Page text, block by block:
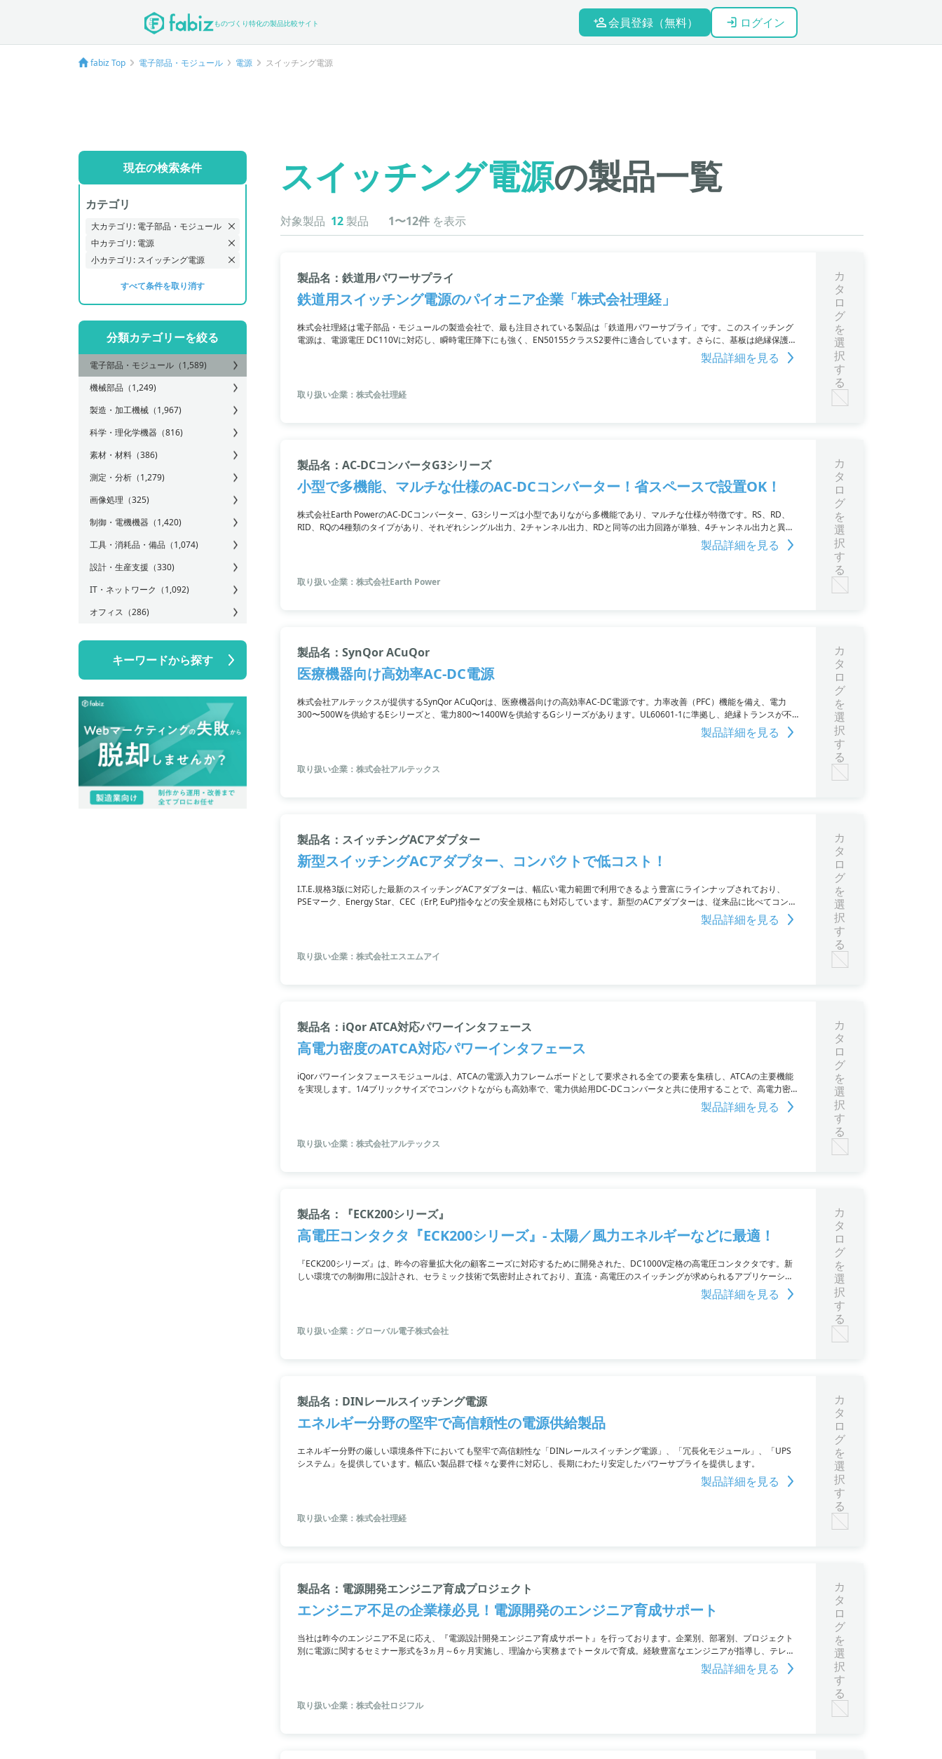
ものづくり特化の製品比較サイト 会員登録（無料） ログイン
fabiz Top 電子部品・モジュール 電源 スイッチング電源
現在の検索条件
カテゴリ
大カテゴリ: 電子部品・モジュール
中カテゴリ: 電源
小カテゴリ: スイッチング電源
すべて条件を取り消す
分類カテゴリーを絞る
電子部品・モジュール （1,589)
機械部品 （1,249)
製造・加工機械 （1,967)
科学・理化学機器 （816)
素材・材料 （386)
測定・分析 （1,279)
画像処理 （325)
制御・電機機器 （1,420)
工具・消耗品・備品 （1,074)
設計・生産支援 （330)
IT・ネットワーク （1,092)
オフィス （286)
キーワードから探す
スイッチング電源の製品一覧
対象製品 12 製品 1〜12件 を表示
製品名：鉄道用パワーサプライ
鉄道用スイッチング電源のパイオニア企業「株式会社理経」
株式会社理経は電子部品・モジュールの製造会社で、最も注目されている製品は「鉄道用パワーサプライ」です。このスイッチング
電源は、電源電圧 DC110Vに対応し、瞬時電圧降下にも強く、EN50155クラスS2要件に適合しています。さらに、基板は絶縁保護コ
ーティングされていて、容量も100Wから400Wまでの各種モデルがラインナップ。お問い合わせはURLを参照してください。
製品詳細を見る
取り扱い企業：株式会社理経
カ
タ
ロ
グ
を
選
択
す
る
製品名：AC-DCコンバータG3シリーズ
小型で多機能、マルチな仕様のAC-DCコンバーター！省スペースで設置OK！
株式会社Earth PowerのAC-DCコンバーター、G3シリーズは小型でありながら多機能であり、マルチな仕様が特徴です。RS、RD、
RID、RQの4種類のタイプがあり、それぞれシングル出力、2チャンネル出力、RDと同等の出力回路が単独、4チャンネル出力と異な
る出力を実現しています。特にRDとRIDが多く採用されており、一般的なAC-DC出力に加えて5V出力が付属している2in1タイプもあ
製品詳細を見る
取り扱い企業：株式会社Earth Power
カ
タ
ロ
グ
を
選
択
す
る
製品名：SynQor ACuQor
医療機器向け高効率AC-DC電源
株式会社アルテックスが提供するSynQor ACuQorは、医療機器向けの高効率AC-DC電源です。力率改善（PFC）機能を備え、電力
300〜500Wを供給するEシリーズと、電力800〜1400Wを供給するGシリーズがあります。UL60601-1に準拠し、絶縁トランスが不
製品詳細を見る
取り扱い企業：株式会社アルテックス
カ
タ
ロ
グ
を
選
択
す
る
製品名：スイッチングACアダプター
新型スイッチングACアダプター、コンパクトで低コスト！
I.T.E.規格3版に対応した最新のスイッチングACアダプターは、幅広い電力範囲で利用できるよう豊富にラインナップされており、
PSEマーク、Energy Star、CEC（ErP, EuP)指令などの安全規格にも対応しています。新型のACアダプターは、従来品に比べてコンパ
製品詳細を見る
取り扱い企業：株式会社エスエムアイ
カ
タ
ロ
グ
を
選
択
す
る
製品名：iQor ATCA対応パワーインタフェース
高電力密度のATCA対応パワーインタフェース
iQorパワーインタフェースモジュールは、ATCAの電源入力フレームボードとして要求される全ての要素を集積し、ATCAの主要機能
を実現します。1/4ブリックサイズでコンパクトながらも高効率で、電力供給用DC-DCコンバータと共に使用することで、高電力密度
のソリューションを提供します。さらに、外部の出力保持用コンデンサを有効に機能させることができ、上位機種ではI2Cインタフェ
製品詳細を見る
取り扱い企業：株式会社アルテックス
カ
タ
ロ
グ
を
選
択
す
る
製品名：『ECK200シリーズ』
高電圧コンタクタ『ECK200シリーズ』- 太陽／風力エネルギーなどに最適！
『ECK200シリーズ』は、昨今の容量拡大化の顧客ニーズに対応するために開発された、DC1000V定格の高電圧コンタクタです。新
しい環境での制御用に設計され、セラミック技術で気密封止されており、直流・高電圧のスイッチングが求められるアプリケーショ
ンに適しています。太陽／風力発電エネルギーストレージやEV急速充電器、家庭用蓄電池などに最適です。製品詳細を見る
取り扱い企業：グローバル電子株式会社
カ
タ
ロ
グ
を
選
択
す
る
製品名：DINレールスイッチング電源
エネルギー分野の堅牢で高信頼性の電源供給製品
エネルギー分野の厳しい環境条件下においても堅牢で高信頼性な「DINレールスイッチング電源」、「冗長化モジュール」、「UPS
システム」を提供しています。幅広い製品群で様々な要件に対応し、長期にわたり安定したパワーサプライを提供します。
製品詳細を見る
取り扱い企業：株式会社理経
カ
タ
ロ
グ
を
選
択
す
る
製品名：電源開発エンジニア育成プロジェクト
エンジニア不足の企業様必見！電源開発のエンジニア育成サポート
当社は昨今のエンジニア不足に応え、『電源設計開発エンジニア育成サポート』を行っております。企業別、部署別、プロジェクト
別に電源に関するセミナー形式を3ヵ月～6ヶ月実施し、理論から実務までトータルで育成。経験豊富なエンジニアが指導し、テレビ
製品詳細を見る
取り扱い企業：株式会社ロジフル
カ
タ
ロ
グ
を
選
択
す
る